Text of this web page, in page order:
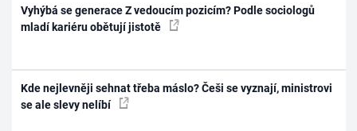
Vyhýbá se generace Z vedoucím pozicím? Podle sociologů
mladí kariéru obětují jistotě
Kde nejlevněji sehnat třeba máslo? Češi se vyznají, ministrovi
se ale slevy nelíbí